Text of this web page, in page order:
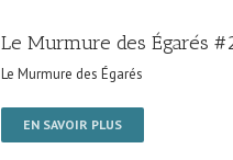
Le Murmure des Égarés
Le Murmure des Égarés
EN SAVOIR PLUS